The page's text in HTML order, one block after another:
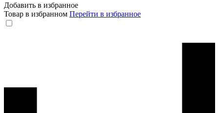
Добавить в избранное
Товар в избранном Перейти в избранное